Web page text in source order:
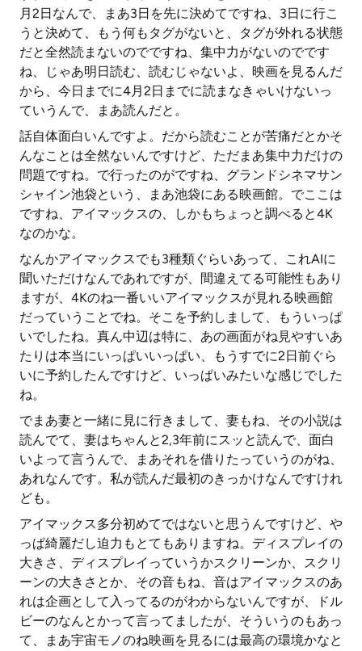
月2日なんで、まあ3日を先に決めてですね、3日に行こ
うと決めて、もう何もタグがないと、タグが外れる状態
だと全然読まないのでですね、集中力がないのでです
ね、じゃあ明日読む、読むじゃないよ、映画を見るんだ
から、今日までに4月2日までに読まなきゃいけないっ
ていうんで、まあ読んだと。
話自体面白いんですよ。だから読むことが苦痛だとかそ
んなことは全然ないんですけど、ただまあ集中力だけの
問題ですね。で行ったのがですね、グランドシネマサン
シャイン池袋という、まあ池袋にある映画館。でここは
ですね、アイマックスの、しかもちょっと調べると4K
なのかな。
なんかアイマックスでも3種類ぐらいあって、これAIに
聞いただけなんであれですが、間違えてる可能性もあり
ますが、4Kのね一番いいアイマックスが見れる映画館
だっていうことでね。そこを予約しまして、もういっぱ
いでしたね。真ん中辺は特に、あの画面がね見やすいあ
たりは本当にいっぱいいっぱい、もうすでに2日前ぐら
いに予約したんですけど、いっぱいみたいな感じでした
ね。
でまあ妻と一緒に見に行きまして、妻もね、その小説は
読んでて、妻はちゃんと2,3年前にスッと読んで、面白
いよって言うんで、まあそれを借りたっていうのがね、
あれなんです。私が読んだ最初のきっかけなんですけれ
ども。
アイマックス多分初めてではないと思うんですけど、や
っぱ綺麗だし迫力もとてもありますね。ディスプレイの
大きさ、ディスプレイっていうかスクリーンか、スクリ
ーンの大きさとか、その音もね、音はアイマックスのあ
れは企画として入ってるのがわからないんですが、ドル
ビーのなんとかって言ってましたが、そういうのもあっ
て、まあ宇宙モノのね映画を見るには最高の環境かなと